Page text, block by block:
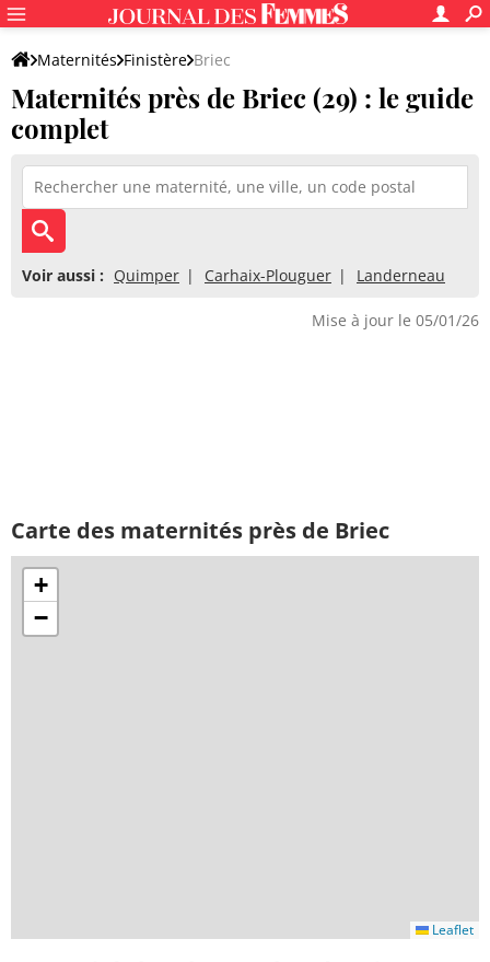
Maternités Finistère Briec
Maternités près de Briec (29) : le guide
complet
Voir aussi : Quimper Carhaix-Plouguer Landerneau
Mise à jour le 05/01/26
Carte des maternités près de Briec
+
−
Leaflet